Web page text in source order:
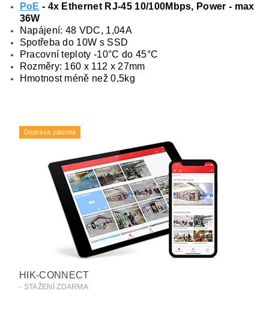
PoE - 4x Ethernet RJ-45 10/100Mbps, Power - max
36W
Napájení: 48 VDC, 1,04A
Spotřeba do 10W s SSD
Pracovní teploty -10°C do 45°C
Rozměry: 160 x 112 x 27mm
Hmotnost méně než 0,5kg
Doprava zdarma
HIK-CONNECT
- STAŽENÍ ZDARMA